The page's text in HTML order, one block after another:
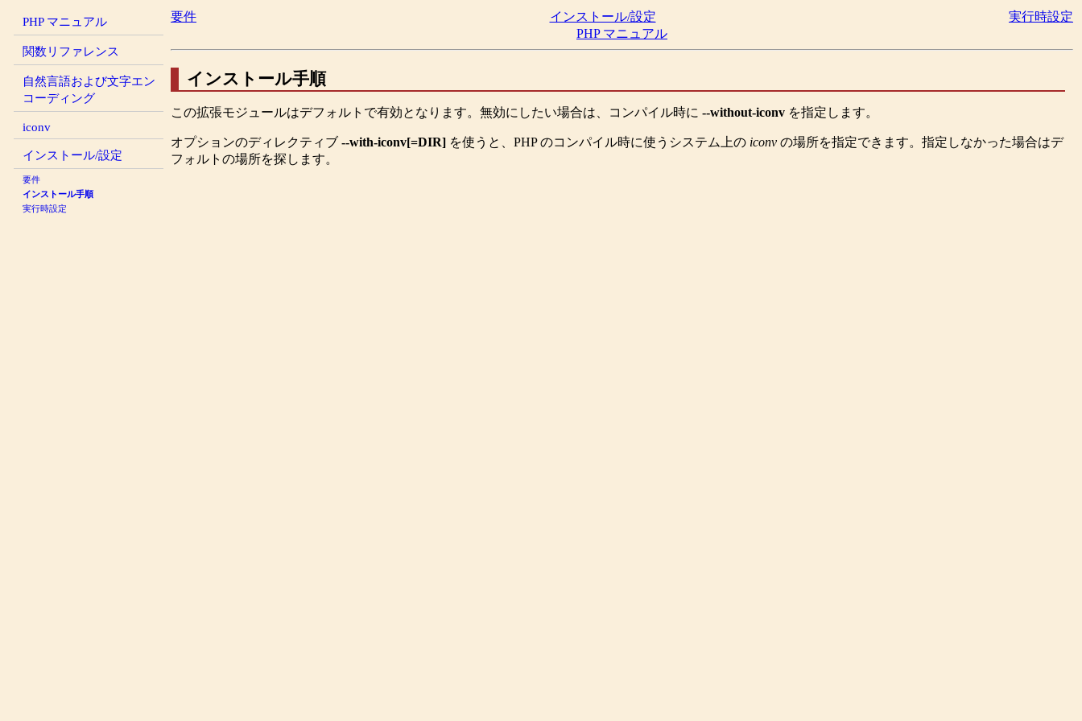
PHP マニュアル
関数リファレンス
自然言語および文字エン
コーディング
iconv
インストール/設定
要件
インストール手順
実行時設定
要件 実行時設定
インストール/設定
PHP マニュアル
インストール手順
この拡張モジュールはデフォルトで有効となります。無効にしたい場合は、コンパイル時に --without-iconv を指定します。
オプションのディレクティブ --with-iconv[=DIR] を使うと、PHP のコンパイル時に使うシステム上の iconv の場所を指定できます。指定しなかった場合はデ
フォルトの場所を探します。